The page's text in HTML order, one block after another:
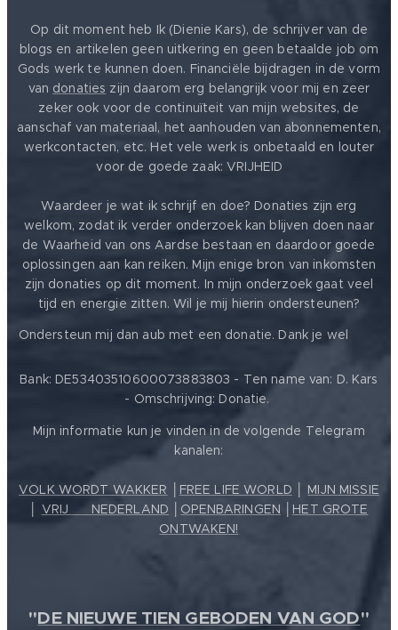
Op dit moment heb Ik (Dienie Kars), de schrijver van de
blogs en artikelen geen uitkering en geen betaalde job om
Gods werk te kunnen doen. Financiële bijdragen in de vorm
van donaties zijn daarom erg belangrijk voor mij en zeer
zeker ook voor de continuïteit van mijn websites, de
aanschaf van materiaal, het aanhouden van abonnementen,
werkcontacten, etc. Het vele werk is onbetaald en louter
voor de goede zaak: VRIJHEID ❤️
Waardeer je wat ik schrijf en doe? Donaties zijn erg
welkom, zodat ik verder onderzoek kan blijven doen naar
de Waarheid van ons Aardse bestaan en daardoor goede
oplossingen aan kan reiken. Mijn enige bron van inkomsten
zijn donaties op dit moment. In mijn onderzoek gaat veel
tijd en energie zitten. Wil je mij hierin ondersteunen?
Ondersteun mij dan aub met een donatie. Dank je wel
Bank: DE53403510600073883803 - Ten name van: D. Kars
- Omschrijving: Donatie.
Mijn informatie kun je vinden in de volgende Telegram
kanalen:
VOLK WORDT WAKKER FREE LIFE WORLD
MIJN MISSIE
VRIJ ❤️ NEDERLAND OPENBARINGEN
HET GROTE
ONTWAKEN!
"DE NIEUWE TIEN GEBODEN VAN GOD"